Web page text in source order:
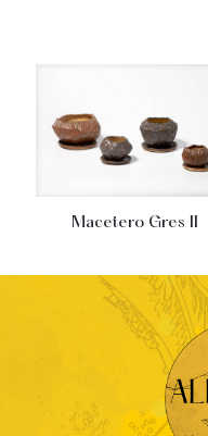
Macetero Gres II